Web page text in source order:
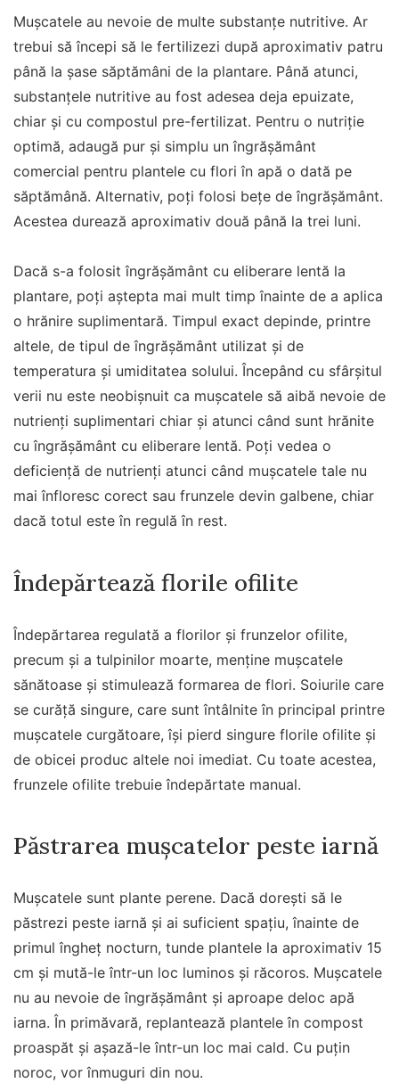
Mușcatele au nevoie de multe substanțe nutritive. Ar
trebui să începi să le fertilizezi după aproximativ patru
până la șase săptămâni de la plantare. Până atunci,
substanțele nutritive au fost adesea deja epuizate,
chiar și cu compostul pre-fertilizat. Pentru o nutriție
optimă, adaugă pur și simplu un îngrășământ
comercial pentru plantele cu flori în apă o dată pe
săptămână. Alternativ, poți folosi bețe de îngrășământ.
Acestea durează aproximativ două până la trei luni.
Dacă s-a folosit îngrășământ cu eliberare lentă la
plantare, poți aștepta mai mult timp înainte de a aplica
o hrănire suplimentară. Timpul exact depinde, printre
altele, de tipul de îngrășământ utilizat și de
temperatura și umiditatea solului. Începând cu sfârșitul
verii nu este neobișnuit ca mușcatele să aibă nevoie de
nutrienți suplimentari chiar și atunci când sunt hrănite
cu îngrășământ cu eliberare lentă. Poți vedea o
deficiență de nutrienți atunci când mușcatele tale nu
mai înfloresc corect sau frunzele devin galbene, chiar
dacă totul este în regulă în rest.
Îndepărtează florile ofilite
Îndepărtarea regulată a florilor și frunzelor ofilite,
precum și a tulpinilor moarte, menține mușcatele
sănătoase și stimulează formarea de flori. Soiurile care
se curăță singure, care sunt întâlnite în principal printre
mușcatele curgătoare, își pierd singure florile ofilite și
de obicei produc altele noi imediat. Cu toate acestea,
frunzele ofilite trebuie îndepărtate manual.
Păstrarea mușcatelor peste iarnă
Mușcatele sunt plante perene. Dacă dorești să le
păstrezi peste iarnă și ai suficient spațiu, înainte de
primul îngheț nocturn, tunde plantele la aproximativ 15
cm și mută-le într-un loc luminos și răcoros. Mușcatele
nu au nevoie de îngrășământ și aproape deloc apă
iarna. În primăvară, replantează plantele în compost
proaspăt și așază-le într-un loc mai cald. Cu puțin
noroc, vor înmuguri din nou.